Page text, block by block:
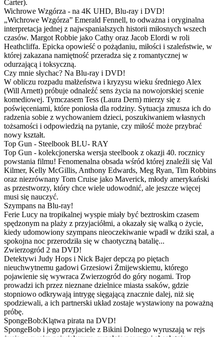
Carter).
Wichrowe Wzgórza - na 4K UHD, Blu-ray i DVD!
„Wichrowe Wzgórza” Emerald Fennell, to odważna i oryginalna
interpretacja jednej z najwspanialszych historii miłosnych wszech
czasów. Margot Robbie jako Cathy oraz Jacob Elordi w roli
Heathcliffa. Epicka opowieść o pożądaniu, miłości i szaleństwie, w
której zakazana namiętność przeradza się z romantycznej w
odurzającą i toksyczną.
Czy mnie słychac? Na Blu-ray i DVD!
W obliczu rozpadu małżeństwa i kryzysu wieku średniego Alex
(Will Arnett) próbuje odnaleźć sens życia na nowojorskiej scenie
komediowej. Tymczasem Tess (Laura Dern) mierzy się z
poświęceniami, które poniosła dla rodziny. Sytuacja zmusza ich do
radzenia sobie z wychowaniem dzieci, poszukiwaniem własnych
tożsamości i odpowiedzią na pytanie, czy miłość może przybrać
nowy kształt.
Top Gun - Steelbook BLU- RAY
Top Gun - kolekcjonerska wersja steelbook z okazji 40. rocznicy
powstania filmu! Fenomenalna obsada wśród której znaleźli się Val
Kilmer, Kelly McGillis, Anthony Edwards, Meg Ryan, Tim Robbins
oraz niezrównany Tom Cruise jako Maverick, młody amerykański
as przestworzy, który chce wiele udowodnić, ale jeszcze więcej
musi się nauczyć.
Szympans na Blu-ray!
Ferie Lucy na tropikalnej wyspie miały być beztroskim czasem
spędzonym na plaży z przyjaciółmi, a okazały się walką o życie,
kiedy udomowiony szympans nieoczekiwanie wpadł w dziki szał, a
spokojna noc przerodziła się w chaotyczną batalię...
Zwierzogród 2 na DVD!
Detektywi Judy Hops i Nick Bajer depczą po piętach
nieuchwytnemu gadowi Grzesiowi Żmijewskiemu, którego
pojawienie się wywraca Zwierzogród do góry nogami. Trop
prowadzi ich przez nieznane dzielnice miasta ssaków, gdzie
stopniowo odkrywają intrygę sięgającą znacznie dalej, niż się
spodziewali, a ich partnerski układ zostaje wystawiony na poważną
próbę.
SpongeBob:Klątwa pirata na DVD!
SpongeBob i jego przyjaciele z Bikini Dolnego wyruszają w rejs